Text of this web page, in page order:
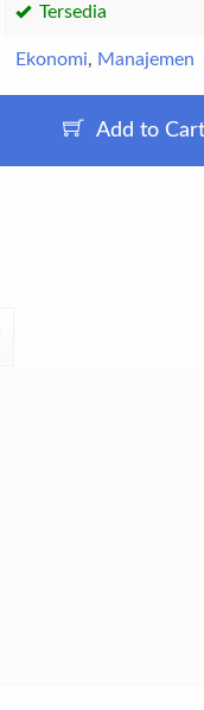
Tersedia
Ekonomi, Manajemen
Add to Cart